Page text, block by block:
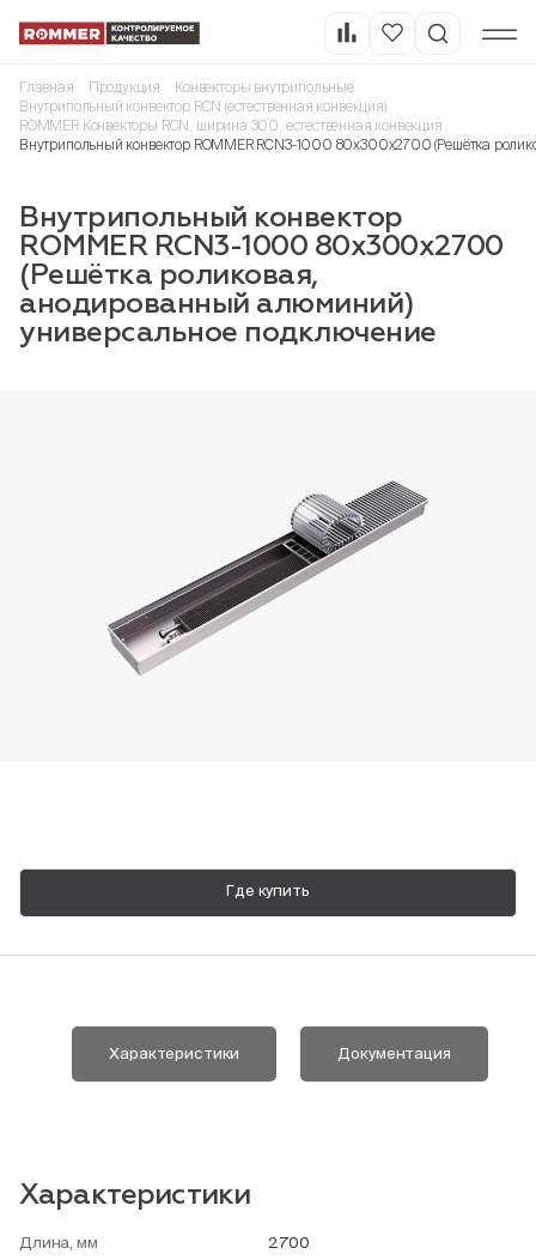
Пн-Пт, 9:00—18:00
Главная Продукция
Конвекторы внутрипольные
Внутрипольный конвектор RCN (естественная конвекция)
ROMMER Конвекторы RCN, ширина 300, естественная конвекция
Внутрипольный конвектор ROMMER RCN3-1000 80х300х2700 (Решётка
Внутрипольный конвектор
ROMMER RCN3-1000 80х300х2700
(Решётка роликовая,
анодированный алюминий)
универсальное подключение
Где купить
Характеристики Документация
Характеристики
Длина, мм 2700